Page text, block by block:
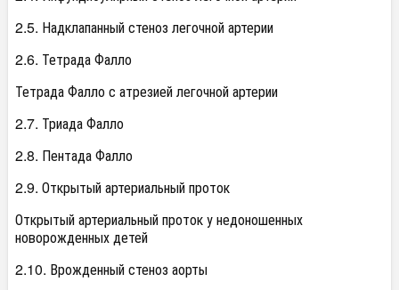
2.5. Надклапанный стеноз легочной артерии
2.6. Тетрада Фалло
Тетрада Фалло с атрезией легочной артерии
2.7. Триада Фалло
2.8. Пентада Фалло
2.9. Открытый артериальный проток
Открытый артериальный проток у недоношенных
новорожденных детей
2.10. Врожденный стеноз аорты